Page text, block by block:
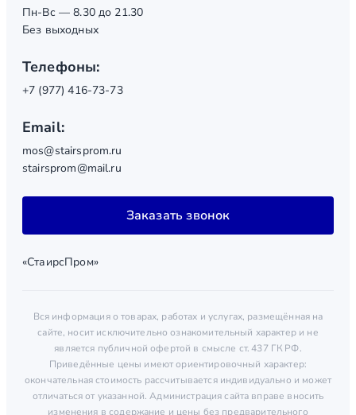
Пн-Вс — 8.30 до 21.30
Без выходных
Телефоны:
+7 (977) 416-73-73
Email:
mos@stairsprom.ru
stairsprom@mail.ru
Заказать звонок
«СтаирсПром»
Вся информация о товарах, работах и услугах, размещённая на
сайте, носит исключительно ознакомительный характер и не
является публичной офертой в смысле ст. 437 ГК РФ.
Приведённые цены имеют ориентировочный характер:
окончательная стоимость рассчитывается индивидуально и может
отличаться от указанной. Администрация сайта вправе вносить
изменения в содержание и цены без предварительного